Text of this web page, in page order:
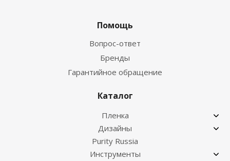
Помощь
Вопрос-ответ
Бренды
Гарантийное обращение
Каталог
Пленка
Дизайны
Purity Russia
Инструменты